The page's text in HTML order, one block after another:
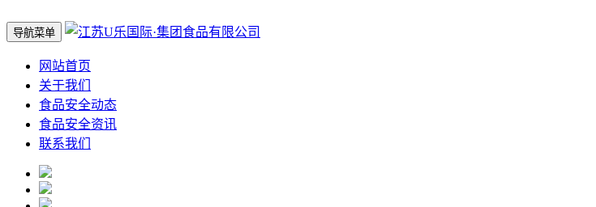
导航菜单
网站首页
关于我们
食品安全动态
食品安全资讯
联系我们